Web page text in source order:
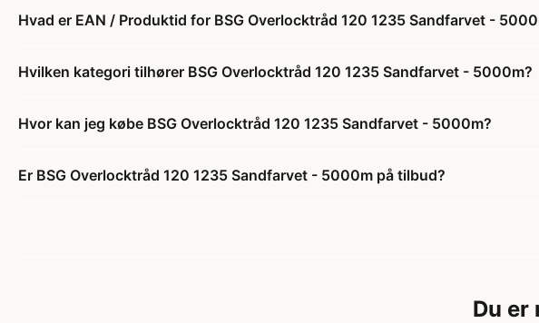
Hvad er EAN / Produktid for BSG Overlocktråd 120 1235 Sandfarvet -
Hvilken kategori tilhører BSG Overlocktråd 120 1235 Sandfarvet - 5000m?
Hvor kan jeg købe BSG Overlocktråd 120 1235 Sandfarvet - 5000m?
Er BSG Overlocktråd 120 1235 Sandfarvet - 5000m på tilbud?
Du er